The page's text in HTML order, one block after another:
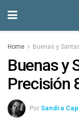
Home Buenas y
Buenas y
Precisión
Por Sandra